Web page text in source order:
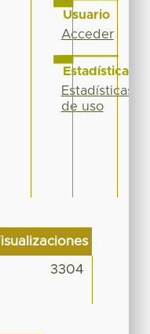
3304
Usuario
Acceder
Estadísticas
Estadísticas
de uso